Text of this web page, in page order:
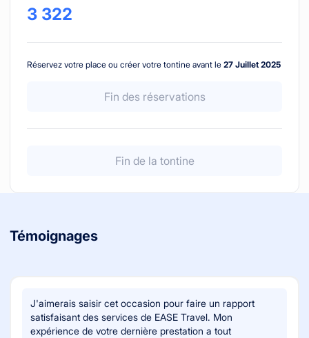
3 322
Réservez votre place ou créer votre tontine avant le 27 Juillet 2025
Fin des réservations
Fin de la tontine
Témoignages
J'aimerais saisir cet occasion pour faire un rapport
satisfaisant des services de EASE Travel. Mon
expérience de votre dernière prestation a tout